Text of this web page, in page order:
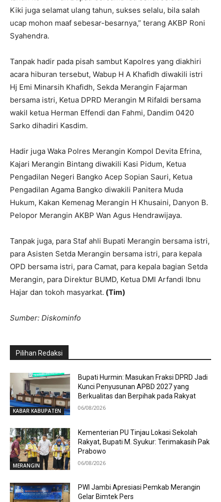
Kiki juga selamat ulang tahun, sukses selalu, bila salah
ucap mohon maaf sebesar-besarnya,” terang AKBP Roni
Syahendra.
Tanpak hadir pada pisah sambut Kapolres yang diakhiri
acara hiburan tersebut, Wabup H A Khafidh diwakili istri
Hj Emi Minarsih Khafidh, Sekda Merangin Fajarman
bersama istri, Ketua DPRD Merangin M Rifaldi bersama
wakil ketua Herman Effendi dan Fahmi, Dandim 0420
Sarko dihadiri Kasdim.
Hadir juga Waka Polres Merangin Kompol Devita Efrina,
Kajari Merangin Bintang diwakili Kasi Pidum, Ketua
Pengadilan Negeri Bangko Acep Sopian Sauri, Ketua
Pengadilan Agama Bangko diwakili Panitera Muda
Hukum, Kakan Kemenag Merangin H Khusaini, Danyon B.
Pelopor Merangin AKBP Wan Agus Hendrawijaya.
Tanpak juga, para Staf ahli Bupati Merangin bersama istri,
para Asisten Setda Merangin bersama istri, para kepala
OPD bersama istri, para Camat, para kepala bagian Setda
Merangin, para Direktur BUMD, Ketua DMI Arfandi Ibnu
Hajar dan tokoh masyarkat. (Tim)
Sumber: Diskominfo
Pilihan Redaksi
KABAR KABUPATEN
Bupati Hurmin: Masukan Fraksi DPRD Jadi
Kunci Penyusunan APBD 2027 yang
Berkualitas dan Berpihak pada Rakyat
06/08/2026
MERANGIN
Kementerian PU Tinjau Lokasi Sekolah
Rakyat, Bupati M. Syukur: Terimakasih Pak
Prabowo
06/08/2026
PWI Jambi Apresiasi Pemkab Merangin
Gelar Bimtek Pers